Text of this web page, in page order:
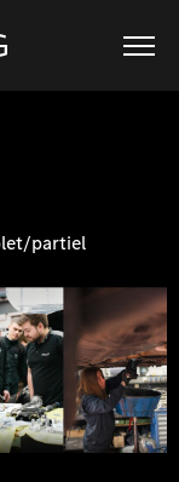
partiel